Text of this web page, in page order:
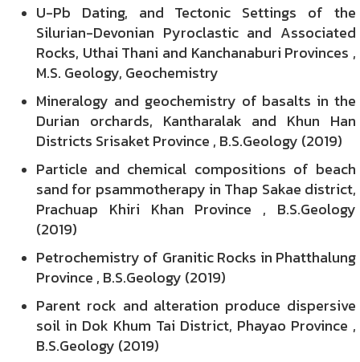
U-Pb Dating, and Tectonic Settings of the
Silurian-Devonian Pyroclastic and Associated
Rocks, Uthai Thani and Kanchanaburi Provinces ,
M.S. Geology, Geochemistry
Mineralogy and geochemistry of basalts in the
Durian orchards, Kantharalak and Khun Han
Districts Srisaket Province , B.S.Geology (2019)
Particle and chemical compositions of beach
sand for psammotherapy in Thap Sakae district,
Prachuap Khiri Khan Province , B.S.Geology
(2019)
Petrochemistry of Granitic Rocks in Phatthalung
Province , B.S.Geology (2019)
Parent rock and alteration produce dispersive
soil in Dok Khum Tai District, Phayao Province ,
B.S.Geology (2019)